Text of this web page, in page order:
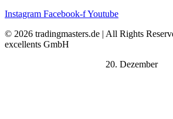
Instagram Facebook-fYoutube
© 2026 tradingmasters.de | All Rights
excellents GmbH
20. Dezember